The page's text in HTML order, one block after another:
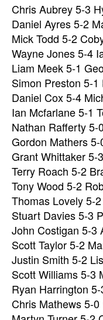
Chris Aubrey 5-3
Daniel Ayres 5-2
Mick Todd 5-2
Wayne Jones 5-4
Liam Meek 5-1
Simon Preston 5-
Daniel Cox 5-4
Ian Mcfarlane 5-1
Nathan Rafferty 5-
Gordon Mathers
Grant Whittaker 5-
Terry Roach 5-2
Tony Wood 5-2
Thomas Lovely 5-
Stuart Davies 5-3
John Costigan 5-3
Scott Taylor 5-2
Justin Smith 5-2
Scott Williams 5-3
Ryan Harrington
Chris Mathews 5-